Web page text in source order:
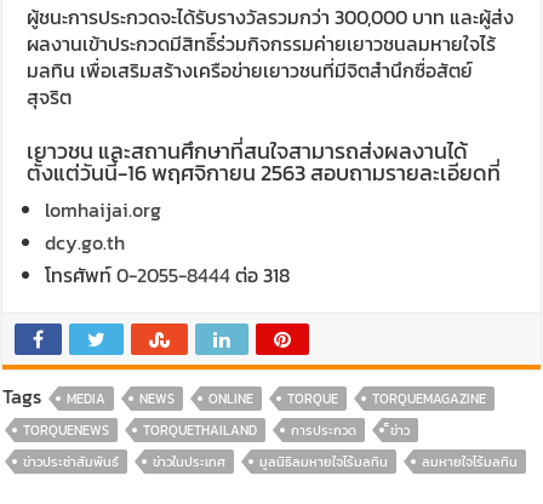
ผู้ชนะการประกวดจะได้รับรางวัลรวมกว่า 300,000 บาท และผู้ส่ง
ผลงานเข้าประกวดมีสิทธิ์ร่วมกิจกรรมค่ายเยาวชนลมหายใจไร้
มลทิน เพื่อเสริมสร้างเครือข่ายเยาวชนที่มีจิตสำนึกซื่อสัตย์
สุจริต
เยาวชน และสถานศึกษาที่สนใจสามารถส่งผลงานได้
ตั้งแต่วันนี้-16 พฤศจิกายน 2563 สอบถามรายละเอียดที่
lomhaijai.org
dcy.go.th
โทรศัพท์0-2055-8444ต่อ 318
Tags MEDIA NEWS ONLINE TORQUE
TORQUEMAGAZINE
TORQUENEWS
TORQUETHAILAND การประกวด
็ข่าว
ข่าวประช่าสัมพันธ์
ข่าวในประเทศ มูลนิธิลมหายใจไร้มลทิน ลมหายใจไร้มลทิน